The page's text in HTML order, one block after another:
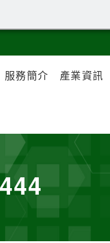
服務簡介 產業資訊